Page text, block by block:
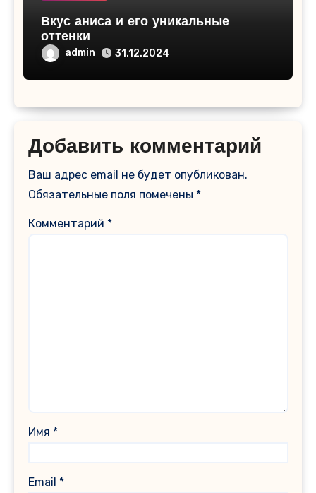
Вкус аниса и его уникальные
оттенки
admin 31.12.2024
Добавить комментарий
Ваш адрес email не будет опубликован.
Обязательные поля помечены *
Комментарий *
Имя *
Email *